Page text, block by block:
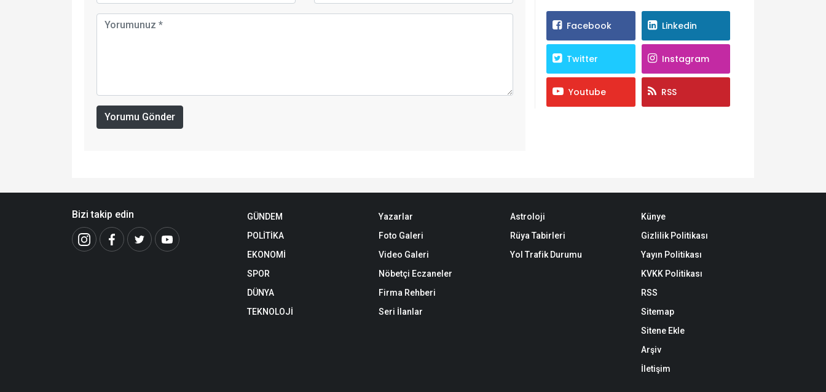
Yorumu Gönder
Facebook Linkedin
Twitter Instagram
Youtube RSS
Bizi takip edin
GÜNDEM
POLİTİKA
EKONOMİ
SPOR
DÜNYA
TEKNOLOJİ
Yazarlar
Foto Galeri
Video Galeri
Nöbetçi Eczaneler
Firma Rehberi
Seri İlanlar
Astroloji
Rüya Tabirleri
Yol Trafik Durumu
Künye
Gizlilik Politikası
Yayın Politikası
KVKK Politikası
RSS
Sitemap
Sitene Ekle
Arşiv
İletişim